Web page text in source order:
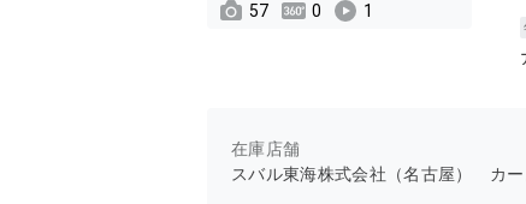
57 0 1
在庫店舗
スバル東海株式会社（名古屋） カ